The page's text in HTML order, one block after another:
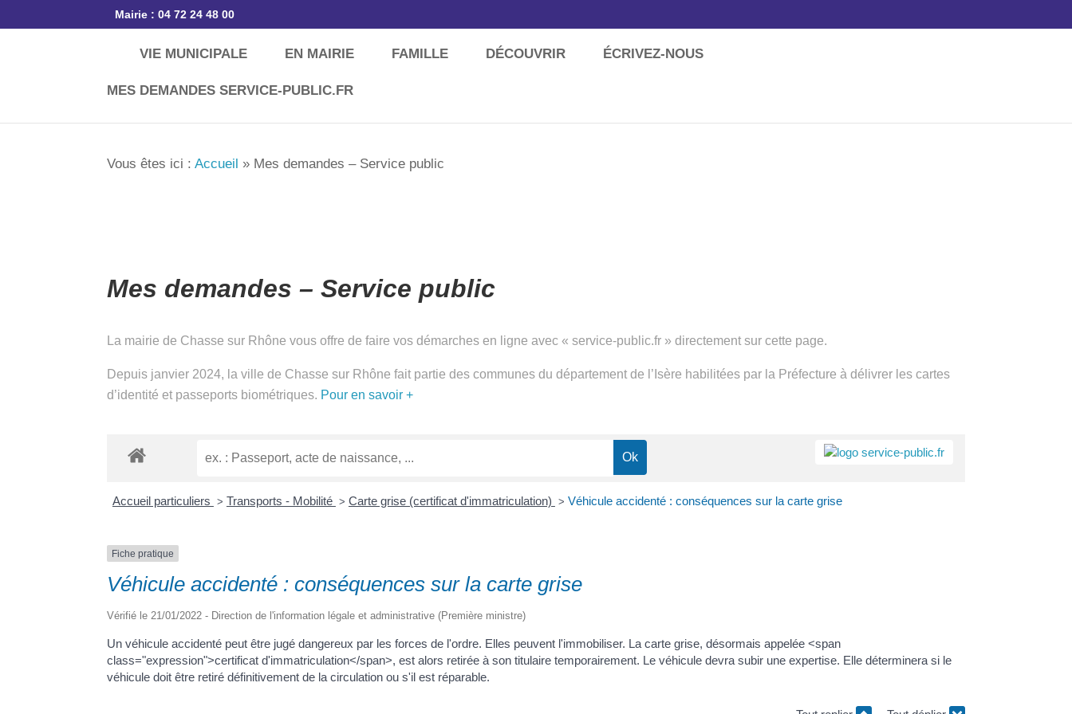
Mairie : 04 72 24 48 00
VIE MUNICIPALE EN MAIRIE FAMILLE DÉCOUVRIR ÉCRIVEZ-NOUS
Vous êtes ici : Accueil » Mes demandes – Service public
Mes demandes – Service public
La mairie de Chasse sur Rhône vous offre de faire vos démarches en ligne avec « service-public.fr » directement sur cette page.
Depuis janvier 2024, la ville de Chasse sur Rhône fait partie des communes du département de l’Isère habilitées par la Préfecture à délivrer les cartes
d’identité et passeports biométriques.Pour en savoir +
Accueil particuliers > Transports - Mobilité > Carte grise (certificat d'immatriculation)> Véhicule accidenté : conséquences sur la carte grise
Fiche pratique
Véhicule accidenté : conséquences sur la carte grise
Vérifié le 21/01/2022 - Direction de l'information légale et administrative (Première ministre)
Un véhicule accidenté peut être jugé dangereux par les forces de l'ordre. Elles peuvent l'immobiliser. La carte grise, désormais appelée <span
class="expression">certificat d'immatriculation</span>, est alors retirée à son titulaire temporairement. Le véhicule devra subir une expertise. Elle déterminera si le
véhicule doit être retiré définitivement de la circulation ou s'il est réparable.